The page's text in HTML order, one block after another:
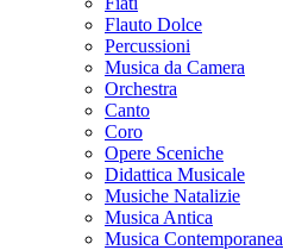
Flauto Dolce
Percussioni
Musica da Camera
Orchestra
Canto
Coro
Opere Sceniche
Didattica Musicale
Musiche Natalizie
Musica Antica
Musica Contemporanea